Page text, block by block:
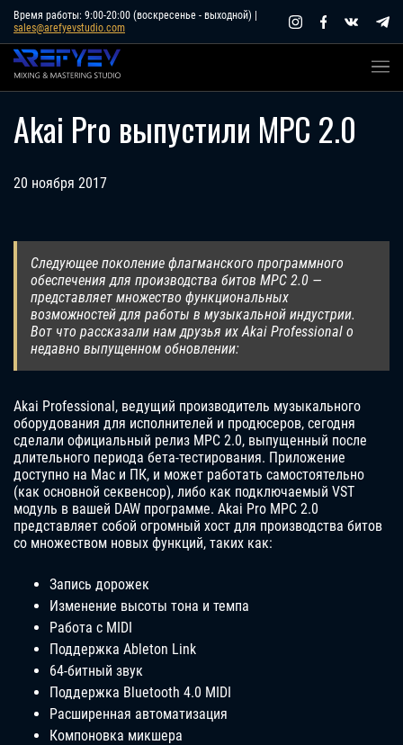
Skip
content
Время работы: 9:00-20:00 (воскресенье - выходной) |
sales@arefyevstudio.com
Akai Pro выпустили MPC 2.0
20 ноября 2017
Следующее поколение флагманского программного
обеспечения для производства битов MPC 2.0 —
представляет множество функциональных
возможностей для работы в музыкальной индустрии.
Вот что рассказали нам друзья их Akai Professional о
недавно выпущенном обновлении:
Akai Professional, ведущий производитель музыкального
оборудования для исполнителей и продюсеров, сегодня
сделали официальный релиз MPC 2.0, выпущенный после
длительного периода бета-тестирования. Приложение
доступно на Mac и ПК, и может работать самостоятельно
(как основной секвенсор), либо как подключаемый VST
модуль в вашей DAW программе. Akai Pro MPC 2.0
представляет собой огромный хост для производства битов
со множеством новых функций, таких как:
Запись дорожек
Изменение высоты тона и темпа
Работа с MIDI
Поддержка Ableton Link
64-битный звук
Поддержка Bluetooth 4.0 MIDI
Расширенная автоматизация
Компоновка микшера